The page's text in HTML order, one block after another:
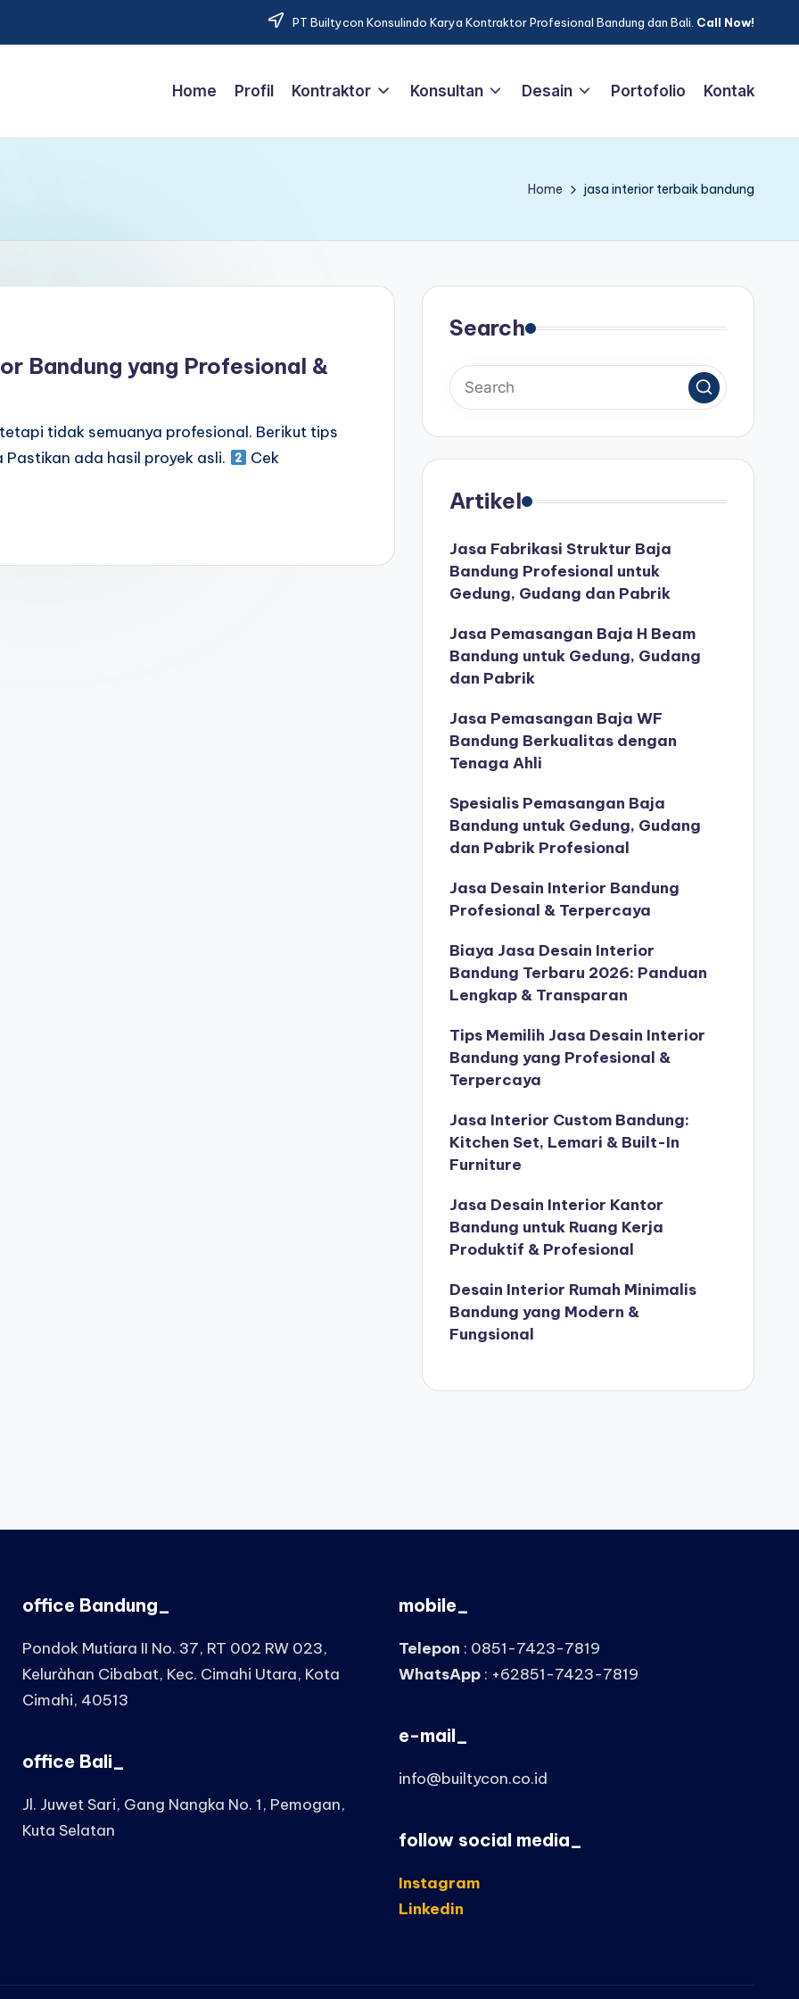
PT Builtycon Konsulindo Karya Kontraktor Profesional Bandung dan Bali. Call Now!
Home Profil Kontraktor Konsultan Desain Portofolio Kontak
Home jasa interior terbaik bandung
Bandung yang Profesional &
tidak semuanya profesional. Berikut tips
ada hasil proyek asli.
Cek
Search
Artikel
Jasa Fabrikasi Struktur Baja
Bandung Profesional untuk
Gedung, Gudang dan Pabrik
Jasa Pemasangan Baja H Beam
Bandung untuk Gedung, Gudang
dan Pabrik
Jasa Pemasangan Baja WF
Bandung Berkualitas dengan
Tenaga Ahli
Spesialis Pemasangan Baja
Bandung untuk Gedung, Gudang
dan Pabrik Profesional
Jasa Desain Interior Bandung
Profesional & Terpercaya
Biaya Jasa Desain Interior
Bandung Terbaru 2026: Panduan
Lengkap & Transparan
Tips Memilih Jasa Desain Interior
Bandung yang Profesional &
Terpercaya
Jasa Interior Custom Bandung:
Kitchen Set, Lemari & Built-In
Furniture
Jasa Desain Interior Kantor
Bandung untuk Ruang Kerja
Produktif & Profesional
Desain Interior Rumah Minimalis
Bandung yang Modern &
Fungsional
office Bandung_
Pondok Mutiara II No. 37, RT 002 RW 023,
Keluràhan Cibabat, Kec. Cimahi Utara, Kota
Cimahi, 40513
office Bali_
Jl. Juwet Sari, Gang Nangka No. 1, Pemogan,
Kuta Selatan
mobile_
Telepon : 0851-7423-7819
WhatsApp : +62851-7423-7819
e-mail_
info@builtycon.co.id
follow social media_
Instagram
Linkedin